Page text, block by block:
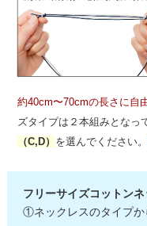
約40cm〜70cmの長さに自
ズタイプは２本組みとなっ
（C,D） を選んでください。
フリーサイズコットン
①ネックレスのタイプか